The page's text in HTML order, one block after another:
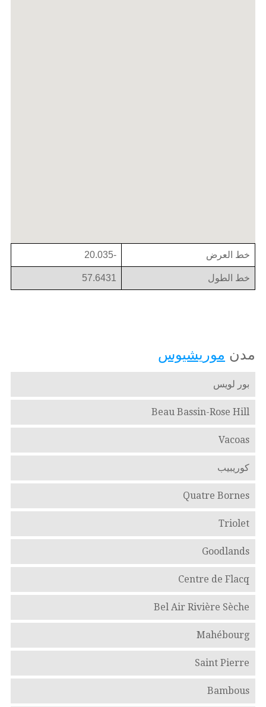
خط العرض -20.035
خط الطول 57.6431
مدن موريشيوس
بور لويس
Beau Bassin-Rose Hill
Vacoas
كوريبيب
Quatre Bornes
Triolet
Goodlands
Centre de Flacq
Bel Air Rivière Sèche
Mahébourg
Saint Pierre
Bambous